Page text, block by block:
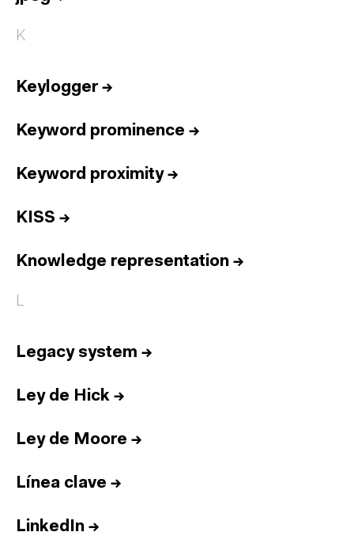
K
Keylogger→
Keyword prominence →
Keyword proximity→
KISS →
Knowledge representation →
L
Legacy system →
Ley de Hick →
Ley de Moore →
Línea clave →
LinkedIn →